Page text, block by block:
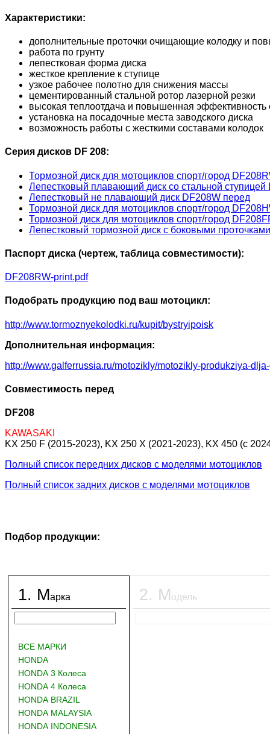
Характеристики:
дополнительные проточки очищающие колодку и
работа по грунту
лепестковая форма диска
жесткое крепление к ступице
узкое рабочее полотно для снижения массы
цементированный стальной ротор лазерной резки
высокая теплоотдача и повышенная эффективность
установка на посадочные места заводского диска
возможность работы с жесткими составами колодок
Серия дисков DF 208:
Тормозной диск для мотоциклов спорт/город
Лепестковый плавающий диск со стальной ступицей
Лепестковый не плавающий диск DF208W перед
Тормозной диск для мотоциклов спорт/город
Тормозной диск для мотоциклов спорт/город
Лепестковый тормозной диск с боковыми
Паспорт диска (чертеж, таблица совместимости):
DF208RW-print.pdf
Подобрать продукцию под ваш мотоцикл:
http://www.tormoznyekolodki.ru/kupit/bystryipoisk
Дополнительная информация:
http://www.galferrussia.ru/motozikly/motozikly-produkziya-
Совместимость перед
DF208
KAWASAKI
KX 250 F (2015-2023), KX 250 X (2021-2023), KX 450 (c
Полный список передних дисков с моделями мотоциклов
Полный список задних дисков с моделями мотоциклов
Подбор продукции:
1. Марка
ВСЕ МАРКИ
HONDA
HONDA 3 Колеса
HONDA 4 Колеса
HONDA BRAZIL
HONDA MALAYSIA
HONDA INDONESIA
2. Модель